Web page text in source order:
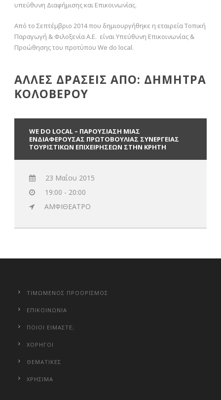
υπεύθυνη Διαφήμισης και Επικοινωνίας.
Από το Σεπτέμβριο 2014 που δημιουργήθηκε η εταιρεία Τοπική
Παραγωγή & Φιλοξενία Α.Ε. είναι Υπεύθυνη Επικοινωνίας &
Προώθησης του προτύπου We do local.
ΑΛΛΕΣ ΔΡΑΣΕΙΣ ΑΠΟ: ΔΗΜΗΤΡΑ
ΚΟΛΟΒΕΡΟΥ
WE DO LOCAL – ΠΑΡΟΥΣΙΑΣΗ ΜΙΑΣ
ΕΝΔΙΑΦΕΡΟΥΣΑΣ ΠΡΩΤΟΒΟΥΛΙΑΣ ΣΥΝΕΡΓΕΙΑΣ
ΤΟΥΡΙΣΤΙΚΩΝ ΕΠΙΧΕΙΡΗΣΕΩΝ ΣΤΗΝ ΚΡΗΤΗ
23 Μαΐου 2015
19:00 - 20:00
ΑΜΦΙΘΕΑΤΡΟ
ΤΙΜΩΜΕΝΟΣ ΠΡΟΟΡΙΣΜΟΣ
ΕΠΙΚΟΙΝΩΝΙΑ
ΠΟΙΟΙ ΕΙΜΑΣΤΕ;
ΧΟΡΗΓΟΙ
ΘΕΜΑΤΙΚΕΣ
ΧΡΗΣΙΜΑ